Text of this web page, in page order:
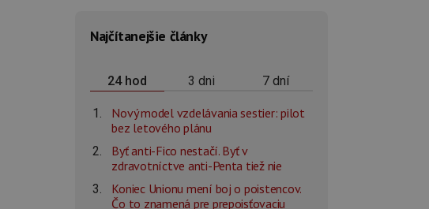
Najčítanejšie články
24 hod 3 dni 7 dní
Nový model vzdelávania sestier: pilot
bez letového plánu
Byť anti-Fico nestačí. Byť v
zdravotníctve anti-Penta tiež nie
Koniec Unionu mení boj o poistencov.
Čo to znamená pre prepoisťovaciu